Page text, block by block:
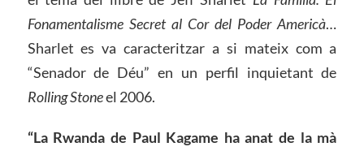
Fonamentalisme Secret al Cor del Poder Americà…
Sharlet es va caracteritzar a si mateix com a
“Senador de Déu” en un perfil inquietant de
Rolling Stoneel 2006.
“La Rwanda de Paul Kagame ha anat de la mà